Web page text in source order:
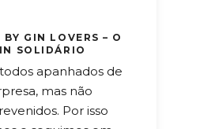
BY GIN LOVERS – O
SOLIDÁRIO
apanhados de
mas não
Por isso